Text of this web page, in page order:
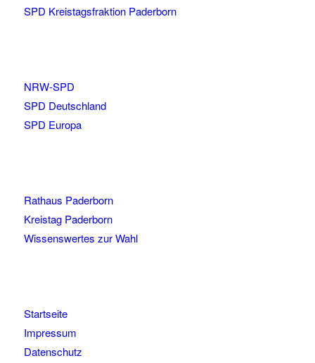
SPD Kreistagsfraktion Paderborn
NRW-SPD
SPD Deutschland
SPD Europa
Rathaus Paderborn
Kreistag Paderborn
Wissenswertes zur Wahl
Startseite
Impressum
Datenschutz